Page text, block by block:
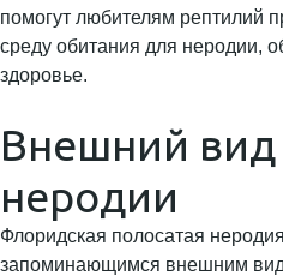
помогут любителям рептилий
среду обитания для неродии,
здоровье.
Внешний вид
неродии
Флоридская полосатая
запоминающимся внешним